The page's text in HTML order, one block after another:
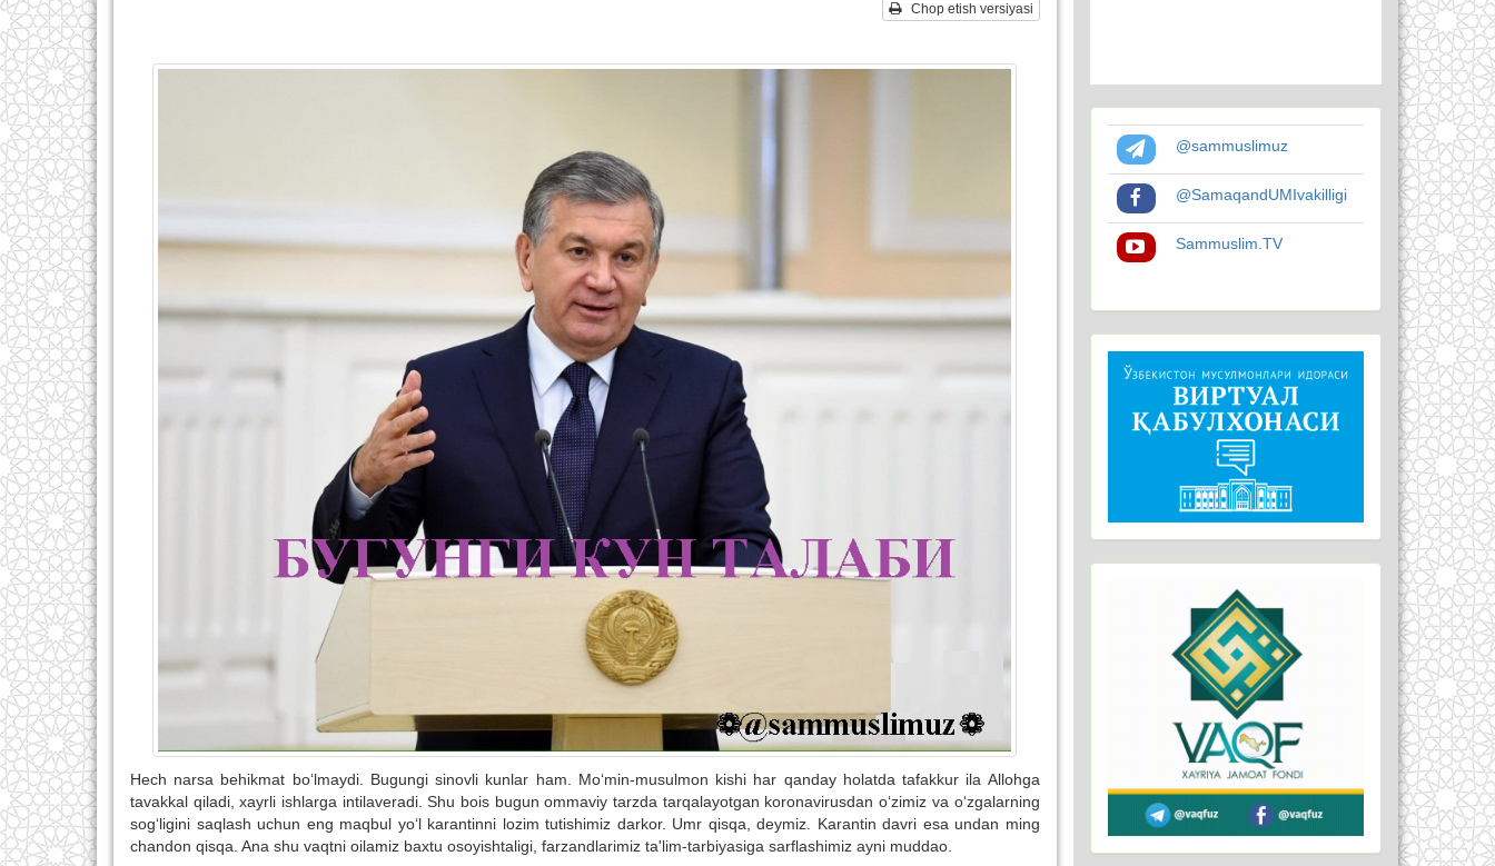
Chop etish versiyasi
Hech narsa behikmat bo‘lmaydi. Bugungi sinovli kunlar ham. Mo‘min-musulmon kishi har qanday holatda tafakkur ila Allohga
tavakkal qiladi, xayrli ishlarga intilaveradi. Shu bois bugun ommaviy tarzda tarqalayotgan koronavirusdan o‘zimiz va o‘zgalarning
sog‘ligini saqlash uchun eng maqbul yo‘l karantinni lozim tutishimiz darkor. Umr qisqa, deymiz. Karantin davri esa undan ming
chandon qisqa. Ana shu vaqtni oilamiz baxtu osoyishtaligi, farzandlarimiz ta'lim-tarbiyasiga sarflashimiz ayni muddao.
@sammuslimuz
@SamaqandUMIvakilligi
Sammuslim.TV